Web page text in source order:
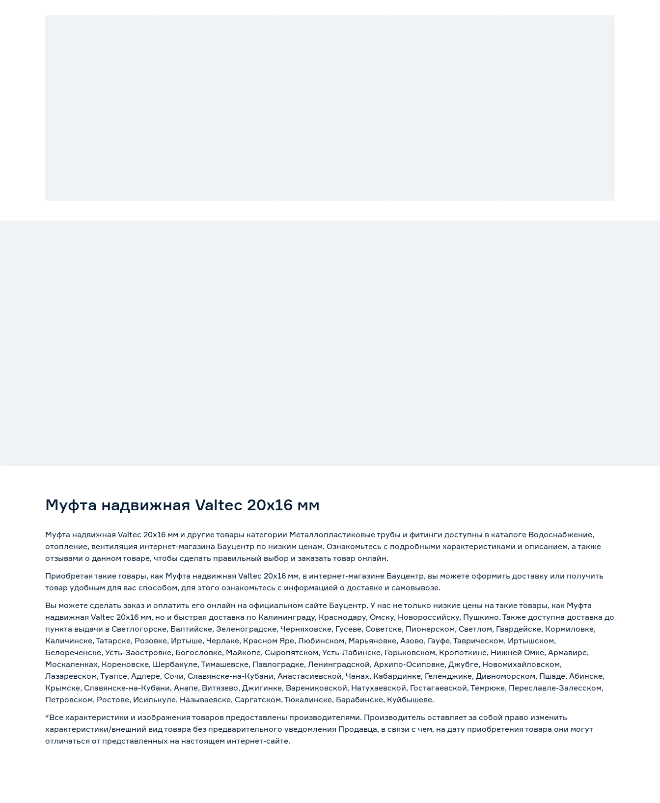
Муфта надвижная Valtec 20х16 мм
Муфта надвижная Valtec 20х16 мм и другие товары категории Металлопластиковые трубы и фитинги доступны в каталоге Водоснабжение,
отопление, вентиляция интернет-магазина Бауцентр по низким ценам. Ознакомьтесь с подробными характеристиками и описанием, а также
отзывами о данном товаре, чтобы сделать правильный выбор и заказать товар онлайн.
Приобретая такие товары, как Муфта надвижная Valtec 20х16 мм, в интернет-магазине Бауцентр, вы можете оформить доставку или получить
товар удобным для вас способом, для этого ознакомьтесь с информацией о доставке и самовывозе.
Вы можете сделать заказ и оплатить его онлайн на официальном сайте Бауцентр. У нас не только низкие цены на такие товары, как Муфта
надвижная Valtec 20х16 мм, но и быстрая доставка по Калининграду, Краснодару, Омску, Новороссийску, Пушкино. Также доступна доставка до
пункта выдачи в Светлогорске, Балтийске, Зеленоградске, Черняховске, Гусеве, Советске, Пионерском, Светлом, Гвардейске, Кормиловке,
Каличинске, Татарске, Розовке, Иртыше, Черлаке, Красном Яре, Любинском, Марьяновке, Азово, Гауфе, Таврическом, Иртышском,
Белореченске, Усть-Заостровке, Богословке, Майкопе, Сыропятском, Усть-Лабинске, Горьковском, Кропоткине, Нижней Омке, Армавире,
Москаленках, Кореновске, Шербакуле, Тимашевске, Павлоградке, Ленинградской, Архипо-Осиповке, Джубге, Новомихайловском,
Лазаревском, Туапсе, Адлере, Сочи, Славянске-на-Кубани, Анастасиевской, Чанах, Кабардинке, Геленджике, Дивноморском, Пшаде, Абинске,
Крымске, Славянске-на-Кубани, Анапе, Витязево, Джигинке, Варениковской, Натухаевской, Гостагаевской, Темрюке, Переславле-Залесском,
Петровском, Ростове, Исилькуле, Называевске, Саргатском, Тюкалинске, Барабинске, Куйбышеве.
*Все характеристики и изображения товаров предоставлены производителями. Производитель оставляет за собой право изменить
характеристики/внешний вид товара без предварительного уведомления Продавца, в связи с чем, на дату приобретения товара они могут
отличаться от представленных на настоящем интернет-сайте.